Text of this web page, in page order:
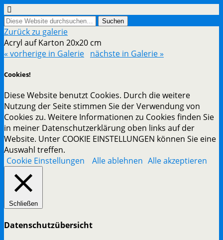
Zurück zu galerie
Acryl auf Karton 20x20 cm
« vorherige in Galerie nächste in Galerie »
Cookies!
Diese Website benutzt Cookies. Durch die weitere
Nutzung der Seite stimmen Sie der Verwendung von
Cookies zu. Weitere Informationen zu Cookies finden Sie
in meiner Datenschutzerklärung oben links auf der
Website. Unter COOKIE EINSTELLUNGEN können Sie eine
Auswahl treffen.
Cookie Einstellungen
Alle ablehnen Alle akzeptieren
Schließen
Datenschutzübersicht